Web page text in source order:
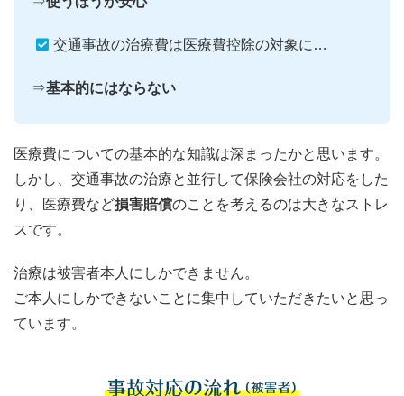
交通事故の治療費は医療費控除の対象に…
⇒基本的にはならない
医療費についての基本的な知識は深まったかと思います。
しかし、交通事故の治療と並行して保険会社の対応をした
り、医療費など損害賠償のことを考えるのは大きなストレ
スです。
治療は被害者本人にしかできません。
ご本人にしかできないことに集中していただきたいと思っ
ています。